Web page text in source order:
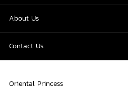
About Us
Contact Us
Oriental Princess